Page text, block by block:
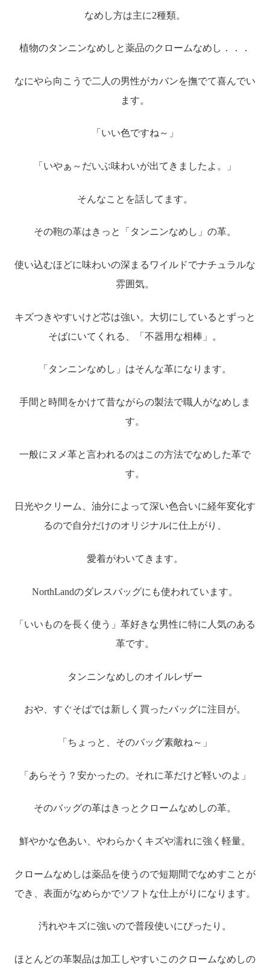
なめし方は主に2種類。
植物のタンニンなめしと薬品のクロームなめし．．．
なにやら向こうで二人の男性がカバンを撫でて喜んでい
ます。
「いい色ですね～」
「いやぁ～だいぶ味わいが出てきましたよ。」
そんなことを話してます。
その鞄の革はきっと「タンニンなめし」の革。
使い込むほどに味わいの深まるワイルドでナチュラルな
雰囲気。
キズつきやすいけど芯は強い。大切にしているとずっと
そばにいてくれる、「不器用な相棒」。
「タンニンなめし」はそんな革になります。
手間と時間をかけて昔ながらの製法で職人がなめしま
す。
一般にヌメ革と言われるのはこの方法でなめした革で
す。
日光やクリーム、油分によって深い色合いに経年変化す
るので自分だけのオリジナルに仕上がり、
愛着がわいてきます。
NorthLandのダレスバッグにも使われています。
「いいものを長く使う」革好きな男性に特に人気のある
革です。
タンニンなめしのオイルレザー
おや、すぐそばでは新しく買ったバッグに注目が。
「ちょっと、そのバッグ素敵ね～」
「あらそう？安かったの。それに革だけど軽いのよ」
そのバッグの革はきっとクロームなめしの革。
鮮やかな色あい、やわらかくキズや濡れに強く軽量。
クロームなめしは薬品を使うので短期間でなめすことが
でき、表面がなめらかでソフトな仕上がりになります。
汚れやキズに強いので普段使いにぴったり。
ほとんどの革製品は加工しやすいこのクロームなめしの